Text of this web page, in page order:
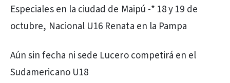
Especiales en la ciudad de Maipú -* 18 y 19 de
octubre, Nacional U16 Renata en la Pampa
Aún sin fecha ni sede Lucero competirá en el
Sudamericano U18